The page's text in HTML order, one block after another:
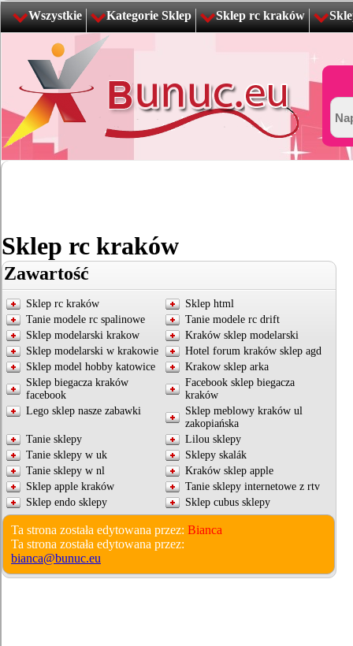
Wszystkie Kategorie Sklep Sklep rc kraków
Sklep rc kraków
Zawartość
Sklep rc kraków
Sklep html
Tanie modele rc spalinowe
Tanie modele rc drift
Sklep modelarski krakow
Kraków sklep modelarski
Sklep modelarski w krakowie
Hotel forum kraków sklep agd
Sklep model hobby katowice
Krakow sklep arka
Sklep biegacza kraków
facebook
Facebook sklep biegacza
kraków
Lego sklep nasze zabawki
Sklep meblowy kraków ul
zakopiańska
Tanie sklepy
Lilou sklepy
Tanie sklepy w uk
Sklepy skalák
Tanie sklepy w nl
Kraków sklep apple
Sklep apple kraków
Tanie sklepy internetowe z rtv
Sklep endo sklepy
Sklep cubus sklepy
Ta strona została edytowana przez: Bianca
Ta strona została edytowana przez:
bianca@bunuc.eu